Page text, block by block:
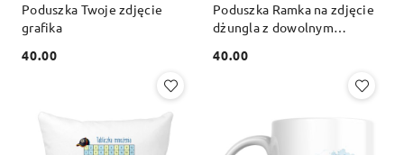
Poduszka Twoje zdjęcie
grafika
Cena:
40.00
Poduszka Ramka na zdjęcie
dżungla z dowolnym
Cena:
40.00